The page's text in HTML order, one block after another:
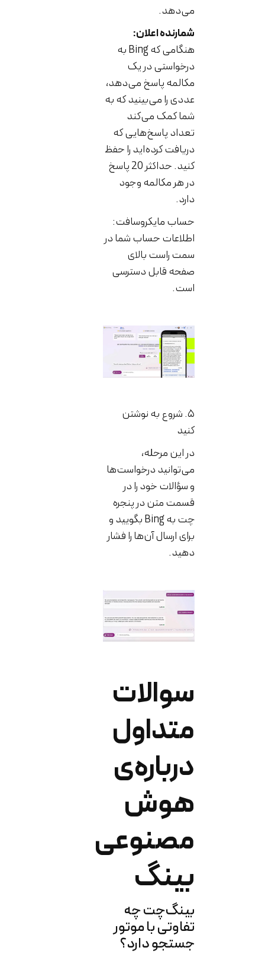
می‌دهد.
شمارنده اعلان:
هنگامی که Bing به
درخواستی در یک
مکالمه پاسخ می‌دهد،
عددی را می‌بینید که به
شما کمک می‌کند
تعداد پاسخ‌هایی که
دریافت کرده‌اید را حفظ
کنید. حداکثر 20 پاسخ
در هر مکالمه وجود
حساب مایکروسافت:
اطلاعات حساب شما در
سمت راست بالای
صفحه قابل دسترسی
۵. شروع به نوشتن
در این مرحله،
می‌توانید درخواست‌ها
و سؤالات خود را در
قسمت متن در پنجره
چت به Bing بگویید و
برای ارسال آن‌ها را فشار
سوالات
متداول
درباره‌ی
هوش
مصنوعی
بینگ
بینگ‌چت چه
تفاوتی با موتور
جستجو دارد؟